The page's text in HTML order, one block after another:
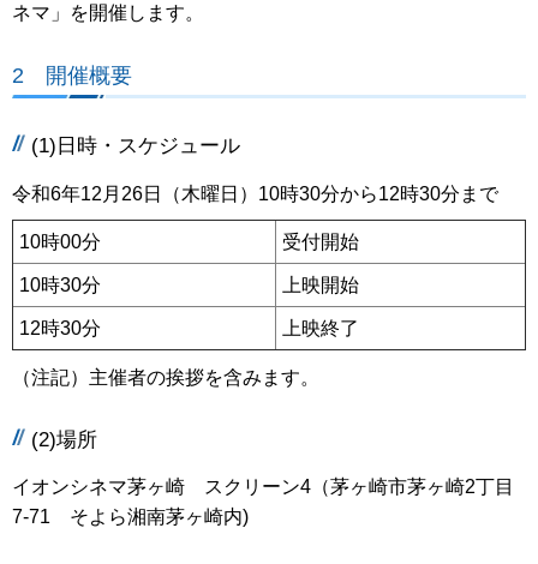
ネマ」を開催します。
2 開催概要
(1)日時・スケジュール
令和6年12月26日（木曜日）10時30分から12時30分まで
10時00分 受付開始
10時30分 上映開始
12時30分 上映終了
（注記）主催者の挨拶を含みます。
(2)場所
イオンシネマ茅ヶ崎 スクリーン4（茅ヶ崎市茅ヶ崎2丁目
7-71 そよら湘南茅ヶ崎内)